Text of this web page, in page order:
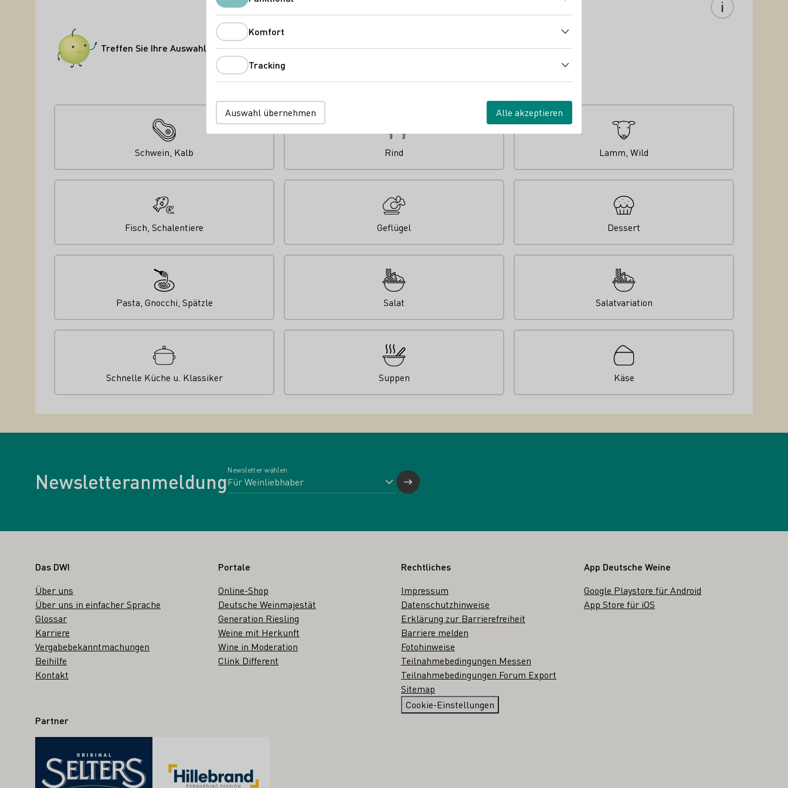
Treffen Sie Ihre Auswahl
Schwein, Kalb Rind Lamm, Wild
Fisch, Schalentiere Geflügel Dessert
Pasta, Gnocchi, Spätzle Salat Salatvariation
Schnelle Küche u. Klassiker Suppen Käse
Newsletteranmeldung
Newsletter wählen
Fußbereich
Das DWI
Über uns
Über uns in einfacher Sprache
Glossar
Karriere
Vergabebekanntmachungen
Beihilfe
Kontakt
Portale
Online-Shop
Deutsche Weinmajestät
Generation Riesling
Weine mit Herkunft
Wine in Moderation
Clink Different
Rechtliches
Impressum
Datenschutzhinweise
Erklärung zur Barrierefreiheit
Barriere melden
Fotohinweise
Teilnahmebedingungen Messen
Teilnahmebedingungen Forum Export
Sitemap
Cookie-Einstellungen
Funktional
Komfort
Tracking
Auswahl übernehmen Alle akzeptieren
App Deutsche Weine
Google Playstore für Android
App Store für iOS
Partner